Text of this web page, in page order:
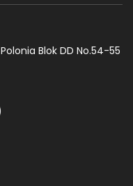
Blok DD No.54-55